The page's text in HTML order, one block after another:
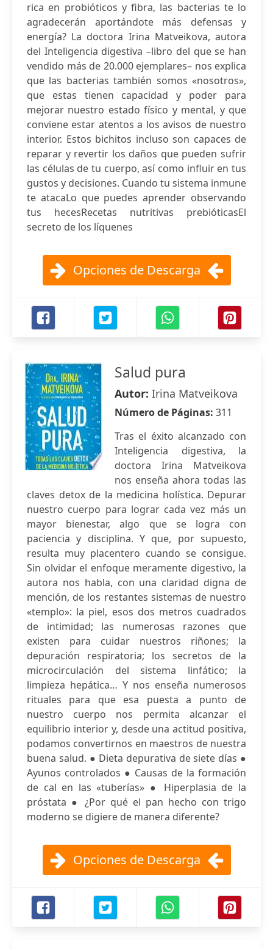
rica en probióticos y fibra, las bacterias te lo
agradecerán aportándote más defensas y
energía? La doctora Irina Matveikova, autora
del Inteligencia digestiva –libro del que se han
vendido más de 20.000 ejemplares– nos explica
que las bacterias también somos «nosotros»,
que estas tienen capacidad y poder para
mejorar nuestro estado físico y mental, y que
conviene estar atentos a los avisos de nuestro
interior. Estos bichitos incluso son capaces de
reparar y revertir los daños que pueden sufrir
las células de tu cuerpo, así como influir en tus
gustos y decisiones. Cuando tu sistema inmune
te atacaLo que puedes aprender observando
tus hecesRecetas nutritivas prebióticasEl
secreto de los líquenes
Opciones de Descarga
Salud pura
Autor: Irina Matveikova
Número de Páginas: 311
Tras el éxito alcanzado con
Inteligencia digestiva, la
doctora Irina Matveikova
nos enseña ahora todas las
claves detox de la medicina holística. Depurar
nuestro cuerpo para lograr cada vez más un
mayor bienestar, algo que se logra con
paciencia y disciplina. Y que, por supuesto,
resulta muy placentero cuando se consigue.
Sin olvidar el enfoque meramente digestivo, la
autora nos habla, con una claridad digna de
mención, de los restantes sistemas de nuestro
«templo»: la piel, esos dos metros cuadrados
de intimidad; las numerosas razones que
existen para cuidar nuestros riñones; la
depuración respiratoria; los secretos de la
microcirculación del sistema linfático; la
limpieza hepática… Y nos enseña numerosos
rituales para que esa puesta a punto de
nuestro cuerpo nos permita alcanzar el
equilibrio interior y, desde una actitud positiva,
podamos convertirnos en maestros de nuestra
buena salud. ● Dieta depurativa de siete días ●
Ayunos controlados ● Causas de la formación
de cal en las «tuberías» ● Hiperplasia de la
próstata ● ¿Por qué el pan hecho con trigo
moderno se digiere de manera diferente?
Opciones de Descarga